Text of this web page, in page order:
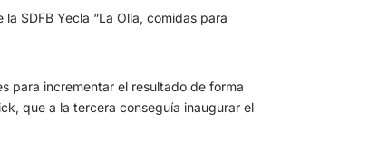
SDFB Yecla “La Olla, comidas para
para incrementar el resultado de forma
que a la tercera conseguía inaugurar el